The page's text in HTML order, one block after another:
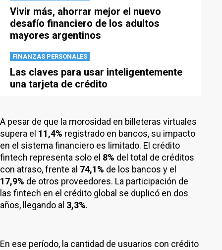
Vivir más, ahorrar mejor el nuevo
desafío financiero de los adultos
mayores argentinos
FINANZAS PERSONALES
Las claves para usar inteligentemente
una tarjeta de crédito
A pesar de que la morosidad en billeteras virtuales
supera el 11,4% registrado en bancos, su impacto
en el sistema financiero es limitado. El crédito
fintech representa solo el 8% del total de créditos
con atraso, frente al 74,1% de los bancos y el
17,9% de otros proveedores. La participación de
las fintech en el crédito global se duplicó en dos
años, llegando al 3,3%.
En ese período, la cantidad de usuarios con crédito